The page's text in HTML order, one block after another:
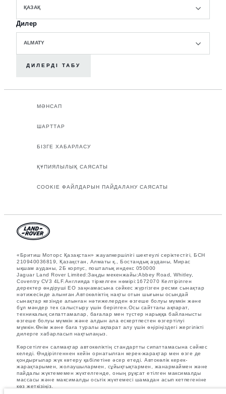
ҚАЗАҚ
Дилер
ALMATY
ДИЛЕРДІ ТАБУ
МӘНСАП
ШАРТТАР
БІЗГЕ ХАБАРЛАСУ
ҚҰПИЯЛЫЛЫҚ САЯСАТЫ
COOKIE ФАЙЛДАРЫН ПАЙДАЛАНУ САЯСАТЫ
«Бритиш Моторс Қазақстан» жауапкершілігі шектеулі серіктестігі, БСН
210940036819, Қазақстан, Алматы қ., Бостандық ауданы, Мирас
ықшам ауданы, 2Б корпус, пошталық индекс 050000
Jaguar Land Rover Limited:Заңды мекенжайы:Abbey Road, Whitley,
Coventry CV3 4LF.Англияда тіркелген нөмірі:1672070 Келтірілген
деректер өндіруші ЕО заңнамасына сәйкес жүргізген ресми сынақтар
нәтижесінде алынған.Автокөліктің нақты отын шығыны осындай
сынақтар кезінде алынған нәтижелерден өзгеше болуы мүмкін және
бұл мәндер тек салыстыру үшін берілген.Осы сайттағы ақпарат,
техникалық сипаттамалар, бағалар мен түстер нарыққа байланысты
өзгеше болуы мүмкін және алдын ала ескертпестен өзгертілуі
мүмкін.Өнім және баға туралы ақпарат алу үшін өңіріңіздегі жергілікті
дилерге хабарласып нақтылаңыз.
Көрсетілген салмақтар автокөліктің стандартты сипаттамасына сәйкес
келеді. Өндірілгеннен кейін орнатылған керек-жарақтар мен өзге де
қондырғылар жүк көтеру қабілетіне әсер етеді. Автокөлік керек-
жарақтарымен, жолаушылармен, сұйықтықтармен, жанармаймен және
пайдалы жүктемемен жүктелгенде, оның рұқсат етілген максималды
массасы және максималды осьтік жүктемесі шамадан асып кетпегеніне
көз жеткізіңіз.